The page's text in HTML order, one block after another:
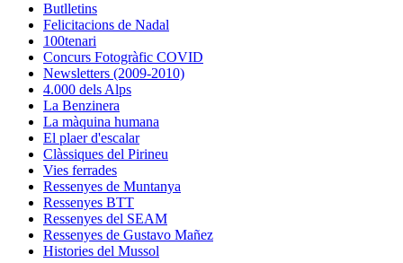
Butlletins
Felicitacions de Nadal
100tenari
Concurs Fotogràfic COVID
Newsletters (2009-2010)
4.000 dels Alps
La Benzinera
La màquina humana
El plaer d'escalar
Clàssiques del Pirineu
Vies ferrades
Ressenyes de Muntanya
Ressenyes BTT
Ressenyes del SEAM
Ressenyes de Gustavo Mañez
Histories del Mussol